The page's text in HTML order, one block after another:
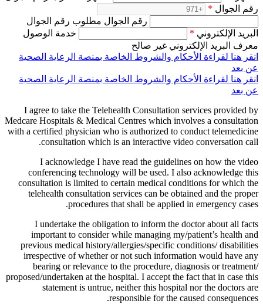
رقم الجوال *
رقم الجوال مطلوب رقم الجوال
البريد الإلكتروني *
خدمة الوصول
معرف البريد الإلكتروني غير صالح
انقر هنا لقراءة الأحكام والشروط الخاصة بمنصة الرعاية الصحية
عن بعد
انقر هنا لقراءة الأحكام والشروط الخاصة بمنصة الرعاية الصحية
عن بعد
I agree to take the Telehealth Consultation services provided by
Medcare Hospitals & Medical Centres which involves a consultation
with a certified physician who is authorized to conduct telemedicine
consultation which is an interactive video conversation call.
I acknowledge I have read the guidelines on how the video
conferencing technology will be used. I also acknowledge this
consultation is limited to certain medical conditions for which the
telehealth consultation services can be obtained and the proper
procedures that shall be applied in emergency cases.
I undertake the obligation to inform the doctor about all facts
important to consider while managing my/patient’s health and
previous medical history/allergies/specific conditions/ disabilities
irrespective of whether or not such information would have any
bearing or relevance to the procedure, diagnosis or treatment/
proposed/undertaken at the hospital. I accept the fact that in case this
statement is untrue, neither this hospital nor the doctors are
responsible for the caused consequences.